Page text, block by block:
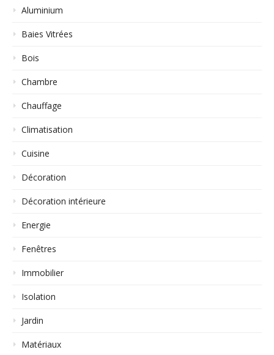
Aluminium
Baies Vitrées
Bois
Chambre
Chauffage
Climatisation
Cuisine
Décoration
Décoration intérieure
Energie
Fenêtres
Immobilier
Isolation
Jardin
Matériaux